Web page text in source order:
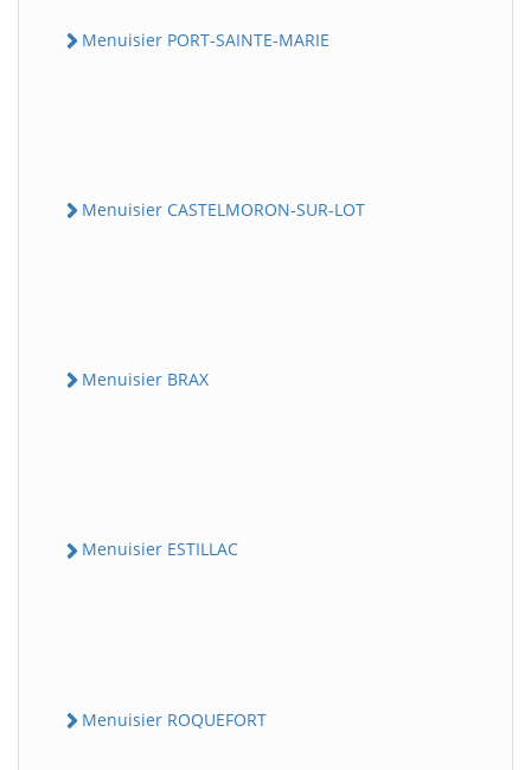
Menuisier PORT-SAINTE-MARIE
Menuisier CASTELMORON-SUR-LOT
Menuisier BRAX
Menuisier ESTILLAC
Menuisier ROQUEFORT